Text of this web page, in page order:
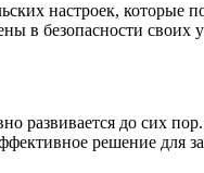
настроек, которые
в безопасности своих
развивается до сих
решение для